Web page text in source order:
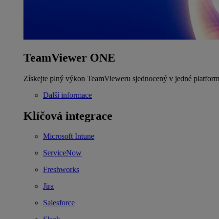
TeamViewer ONE
Získejte plný výkon TeamVieweru sjednocený v jedné
Další informace
Klíčová integrace
Microsoft Intune
ServiceNow
Freshworks
Jira
Salesforce